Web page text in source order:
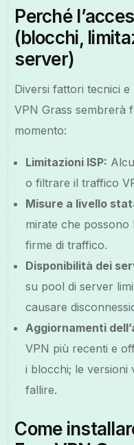
Perché
(blocchi,
server)
Diversi fattori tecnici
VPN Grass sembrerà
momento:
Limitazioni ISP:
o filtrare il traffico
Misure a livello
mirate che
firme di traffico.
Disponibilità dei
su pool di server
causare
Aggiornamenti
VPN più recenti e
i blocchi; le versioni
fallire.
Come